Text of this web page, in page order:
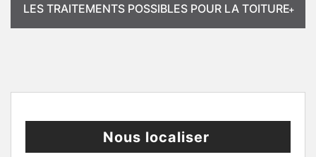
LES TRAITEMENTS POSSIBLES POUR LA TOITURE
Nous localiser